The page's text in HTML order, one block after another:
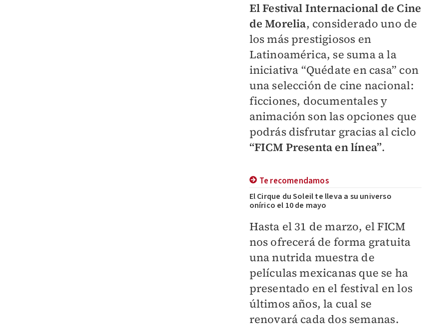
El Festival Internacional de Cine
de Morelia, considerado uno de
los más prestigiosos en
Latinoamérica, se suma a la
iniciativa “Quédate en casa” con
una selección de cine nacional:
ficciones, documentales y
animación son las opciones que
podrás disfrutar gracias al ciclo
“FICM Presenta en línea”.
Te recomendamos
El Cirque du Soleil te lleva a su universo
onírico el 10 de mayo
Hasta el 31 de marzo, el FICM
nos ofrecerá de forma gratuita
una nutrida muestra de
películas mexicanas que se ha
presentado en el festival en los
últimos años, la cual se
renovará cada dos semanas.